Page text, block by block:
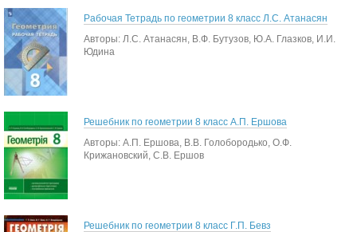
Рабочая Тетрадь по геометрии 8 класс Л.С. Атанасян
Авторы: Л.С. Атанасян, В.Ф. Бутузов, Ю.А. Глазков, И.И.
Юдина
Решебник по геометрии 8 класс А.П. Ершова
Авторы: А.П. Ершова, В.В. Голобородько, О.Ф.
Крижановский, С.В. Ершов
Решебник по геометрии 8 класс Г.П. Бевз